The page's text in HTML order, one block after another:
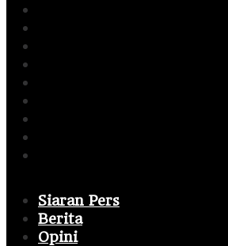
Siaran Pers
Berita
Opini